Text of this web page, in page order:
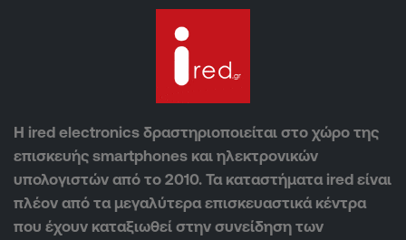
Η ired electronics δραστηριοποιείται στο χώρο της
επισκευής smartphones και ηλεκτρονικών
υπολογιστών από το 2010. Τα καταστήματα ired είναι
πλέον από τα μεγαλύτερα επισκευαστικά κέντρα
που έχουν καταξιωθεί στην συνείδηση των